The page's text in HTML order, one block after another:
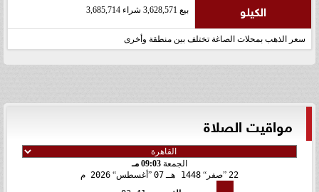
الكيلو بيع 3,628,571 شراء 3,685,714
سعر الذهب بمحلات الصاغة تختلف بين منطقة وأخرى
مواقيت الصلاة
الجمعة 09:03 مـ
22 صفر 1448 هـ 07 أغسطس 2026 م